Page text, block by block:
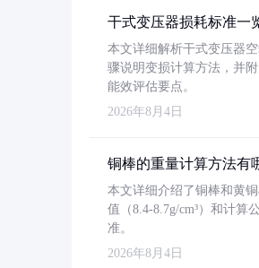
干式变压器损耗标准一
本文详细解析干式变压器
骤说明变损计算方法，并
能效评估要点。
2026年8月4日
铜棒的重量计算方法有
本文详细介绍了铜棒和黄
值（8.4-8.7g/cm³）和计算
准。
2026年8月4日